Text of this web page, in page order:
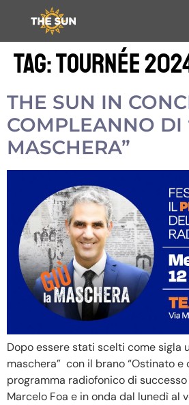
Tag:tournée
THE SUN IN
COMPLEANNO DI
MASCHERA”
Dopo essere stati scelti come sigla
maschera” con il brano “Ostinato e
programma radiofonico di
Marcelo Foa e in onda dal lunedì al